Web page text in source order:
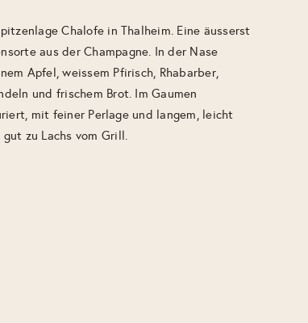
Chalofe in Thalheim. Eine äusserst
aus der Champagne. In der Nase
Apfel, weissem Pfirisch, Rhabarber,
und frischem Brot. Im Gaumen
mit feiner Perlage und langem, leicht
zu Lachs vom Grill.